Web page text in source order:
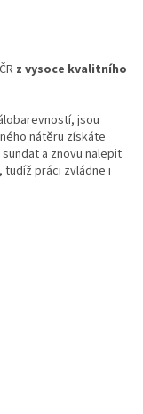
z vysoce kvalitního
jsou
nátěru získáte
a znovu nalepit
tudíž práci zvládne i